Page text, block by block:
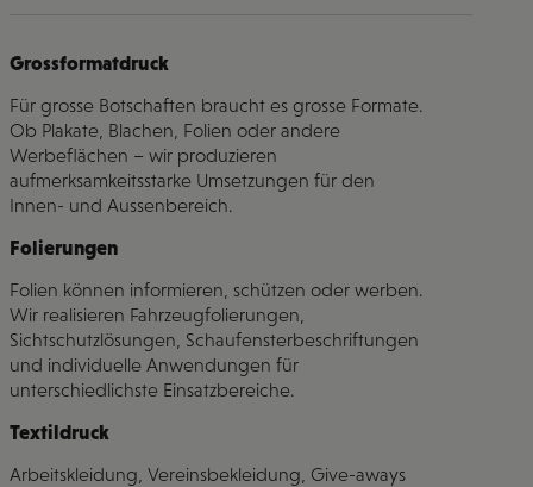
Grossformatdruck
Für grosse Botschaften braucht es grosse Formate.
Ob Plakate, Blachen, Folien oder andere
Werbeflächen – wir produzieren
aufmerksamkeitsstarke Umsetzungen für den
Innen- und Aussenbereich.
Folierungen
Folien können informieren, schützen oder werben.
Wir realisieren Fahrzeugfolierungen,
Sichtschutzlösungen, Schaufensterbeschriftungen
und individuelle Anwendungen für
unterschiedlichste Einsatzbereiche.
Textildruck
Arbeitskleidung, Vereinsbekleidung, Give-aways